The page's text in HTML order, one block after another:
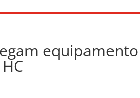
equipamento